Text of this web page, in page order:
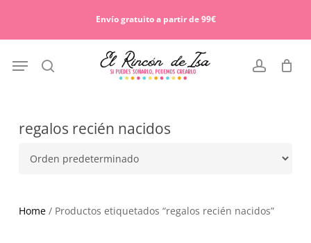
Envío gratuito a partir de 99€
search account
Menu
Cart
regalos recién nacidos
Home/ Productos etiquetados “regalos recién nacidos”